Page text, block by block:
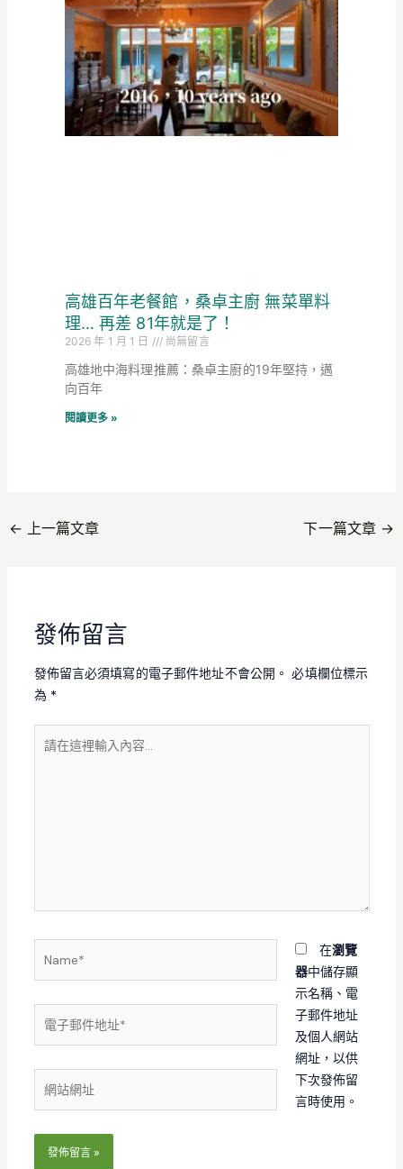
高雄百年老餐館，桑卓主廚 無菜單料
理… 再差 81年就是了！
2026 年 1 月 1 日 尚無留言
高雄地中海料理推薦：桑卓主廚的19年堅持，邁
向百年
閱讀更多 »
← 上一篇文章 下一篇文章 →
發佈留言
發佈留言必須填寫的電子郵件地址不會公開。 必填欄位標示
為 *
在
地
站
在瀏覽
器中儲存顯
示名稱、電
子郵件地址
及個人網站
網址，以供
下次發佈留
言時使用。